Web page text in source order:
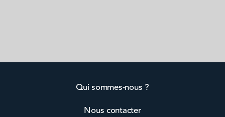
Qui sommes-nous ?
Nous contacter